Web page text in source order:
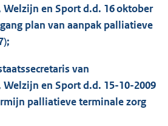
en Sport d.d. 16 oktober
plan van aanpak palliatieve
van
en Sport d.d. 15-10-2009
palliatieve terminale zorg